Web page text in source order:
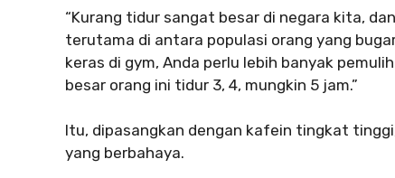
“Kurang tidur sangat besar di negara kita,
terutama di antara populasi orang yang
keras di gym, Anda perlu lebih banyak
besar orang ini tidur 3, 4, mungkin 5 jam.”
Itu, dipasangkan dengan kafein tingkat
yang berbahaya.